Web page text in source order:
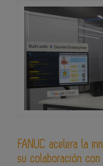
FANUC acelera la
su colaboración con